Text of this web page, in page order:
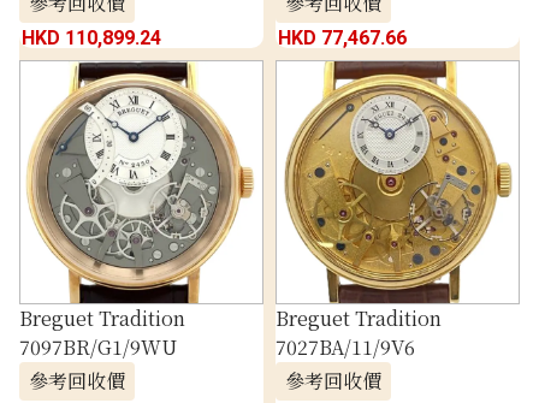
HKD 110,899.24 HKD 77,467.66
Breguet Tradition
7097BR/G1/9WU
參考回收價
Breguet Tradition
7027BA/11/9V6
參考回收價